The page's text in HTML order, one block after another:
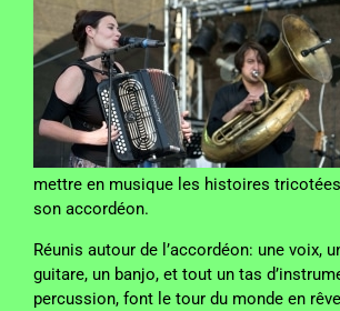
mettre en musique les histoires
son accordéon.
Réunis autour de l’accordéon: une voix,
guitare, un banjo, et tout un tas
percussion, font le tour du monde en